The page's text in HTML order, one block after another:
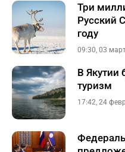
Три
Русский
году
09:30, 03
В Якутии
туризм
17:42, 24